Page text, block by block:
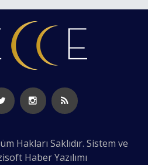
Hakları Saklıdır. Sistem ve
Haber Yazılımı